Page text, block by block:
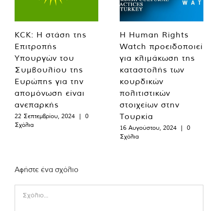
KCK: Η στάση της
Επιτροπής
Υπουργών του
Συμβουλίου της
Ευρώπης για την
απομόνωση είναι
ανεπαρκής
22 Σεπτεμβρίου, 2024 |
0
Σχόλια
Η Human Rights
Watch προειδοποιεί
για κλιμάκωση της
καταστολής των
κουρδικών
πολιτιστικών
στοιχείων στην
Τουρκία
16 Αυγούστου, 2024 |
0
Σχόλια
Αφήστε ένα σχόλιο